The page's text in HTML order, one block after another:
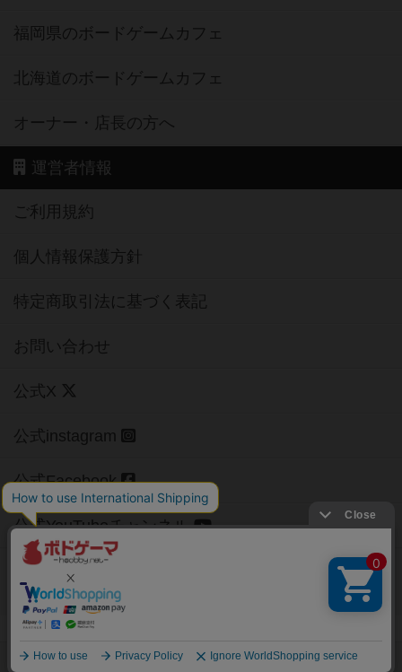
福岡県のボードゲームカフェ
北海道のボードゲームカフェ
オーナー・店長の方へ
運営者情報
ご利用規約
個人情報保護方針
特定商取引法に基づく表記
お問い合わせ
公式X
公式instagram
公式Facebook
公式YouTubeチャンネル